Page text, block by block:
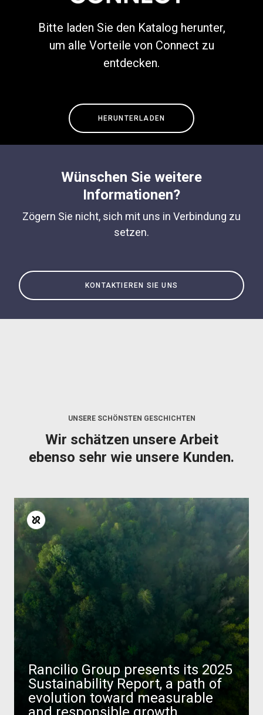
Bitte laden Sie den Katalog herunter,
um alle Vorteile von Connect zu
entdecken.
HERUNTERLADEN
Wünschen Sie weitere
Informationen?
Zögern Sie nicht, sich mit uns in Verbindung zu
setzen.
KONTAKTIEREN SIE UNS
UNSERE SCHÖNSTEN GESCHICHTEN
Wir schätzen unsere Arbeit
ebenso sehr wie unsere Kunden.
Rancilio Group presents its 2025
Sustainability Report, a path of
evolution toward measurable